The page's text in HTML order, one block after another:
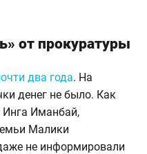
от прокуратуры
два года. На
денег не было. Как
Инга Иманбай,
Малики
не информировали